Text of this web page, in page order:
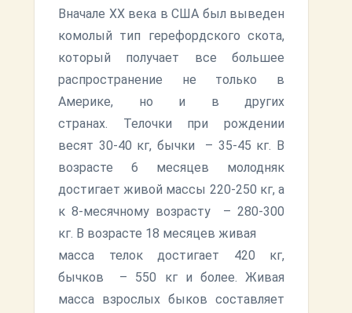
Вначале ХХ века в США был выведен
комолый тип герефордского скота,
который получает все большее
распространение не только в
Америке, но и в других
странах. Телочки при рождении
весят 30-40 кг, бычки – 35-45 кг. В
возрасте 6 месяцев молодняк
достигает живой массы 220-250 кг, а
к 8-месячному возрасту – 280-300
кг. В возрасте 18 месяцев живая
масса телок достигает 420 кг,
бычков – 550 кг и более. Живая
масса взрослых быков составляет